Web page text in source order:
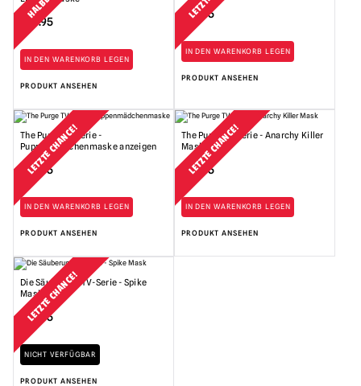
29.95
IN DEN WARENKORB LEGEN
PRODUKT ANSEHEN
29.95
IN DEN WARENKORB LEGEN
PRODUKT ANSEHEN
LETZTE CHANCE!
The Purge TV Serie -
Puppenmädchenmaske anzeigen
29.95
IN DEN WARENKORB LEGEN
PRODUKT ANSEHEN
LETZTE CHANCE!
The Purge TV Serie - Anarchy Killer
Mask
29.95
IN DEN WARENKORB LEGEN
PRODUKT ANSEHEN
LETZTE CHANCE!
Die Säuberung TV-Serie - Spike
Mask
29.95
NICHT VERFÜGBAR
PRODUKT ANSEHEN